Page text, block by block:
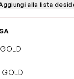
alla lista
GOLD